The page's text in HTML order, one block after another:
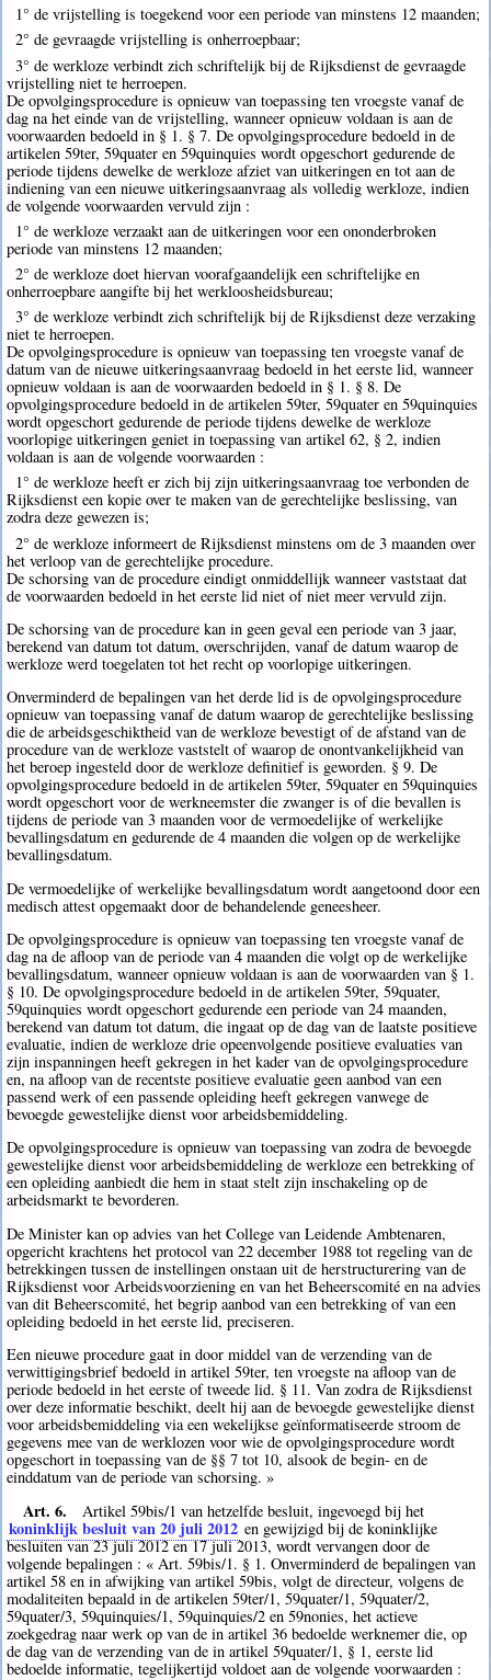
1° de vrijstelling is toegekend voor een periode van minstens 12 maanden;
2° de gevraagde vrijstelling is onherroepbaar;
3° de werkloze verbindt zich schriftelijk bij de Rijksdienst de gevraagde
vrijstelling niet te herroepen.
De opvolgingsprocedure is opnieuw van toepassing ten vroegste vanaf de
dag na het einde van de vrijstelling, wanneer opnieuw voldaan is aan de
voorwaarden bedoeld in § 1. § 7. De opvolgingsprocedure bedoeld in de
artikelen 59ter, 59quater en 59quinquies wordt opgeschort gedurende de
periode tijdens dewelke de werkloze afziet van uitkeringen en tot aan de
indiening van een nieuwe uitkeringsaanvraag als volledig werkloze, indien
de volgende voorwaarden vervuld zijn :
1° de werkloze verzaakt aan de uitkeringen voor een ononderbroken
periode van minstens 12 maanden;
2° de werkloze doet hiervan voorafgaandelijk een schriftelijke en
onherroepbare aangifte bij het werkloosheidsbureau;
3° de werkloze verbindt zich schriftelijk bij de Rijksdienst deze verzaking
niet te herroepen.
De opvolgingsprocedure is opnieuw van toepassing ten vroegste vanaf de
datum van de nieuwe uitkeringsaanvraag bedoeld in het eerste lid, wanneer
opnieuw voldaan is aan de voorwaarden bedoeld in § 1. § 8. De
opvolgingsprocedure bedoeld in de artikelen 59ter, 59quater en 59quinquies
wordt opgeschort gedurende de periode tijdens dewelke de werkloze
voorlopige uitkeringen geniet in toepassing van artikel 62, § 2, indien
voldaan is aan de volgende voorwaarden :
1° de werkloze heeft er zich bij zijn uitkeringsaanvraag toe verbonden de
Rijksdienst een kopie over te maken van de gerechtelijke beslissing, van
zodra deze gewezen is;
2° de werkloze informeert de Rijksdienst minstens om de 3 maanden over
het verloop van de gerechtelijke procedure.
De schorsing van de procedure eindigt onmiddellijk wanneer vaststaat dat
de voorwaarden bedoeld in het eerste lid niet of niet meer vervuld zijn.
De schorsing van de procedure kan in geen geval een periode van 3 jaar,
berekend van datum tot datum, overschrijden, vanaf de datum waarop de
werkloze werd toegelaten tot het recht op voorlopige uitkeringen.
Onverminderd de bepalingen van het derde lid is de opvolgingsprocedure
opnieuw van toepassing vanaf de datum waarop de gerechtelijke beslissing
die de arbeidsgeschiktheid van de werkloze bevestigt of de afstand van de
procedure van de werkloze vaststelt of waarop de onontvankelijkheid van
het beroep ingesteld door de werkloze definitief is geworden. § 9. De
opvolgingsprocedure bedoeld in de artikelen 59ter, 59quater en 59quinquies
wordt opgeschort voor de werkneemster die zwanger is of die bevallen is
tijdens de periode van 3 maanden voor de vermoedelijke of werkelijke
bevallingsdatum en gedurende de 4 maanden die volgen op de werkelijke
bevallingsdatum.
De vermoedelijke of werkelijke bevallingsdatum wordt aangetoond door een
medisch attest opgemaakt door de behandelende geneesheer.
De opvolgingsprocedure is opnieuw van toepassing ten vroegste vanaf de
dag na de afloop van de periode van 4 maanden die volgt op de werkelijke
bevallingsdatum, wanneer opnieuw voldaan is aan de voorwaarden van § 1.
§ 10. De opvolgingsprocedure bedoeld in de artikelen 59ter, 59quater,
59quinquies wordt opgeschort gedurende een periode van 24 maanden,
berekend van datum tot datum, die ingaat op de dag van de laatste positieve
evaluatie, indien de werkloze drie opeenvolgende positieve evaluaties van
zijn inspanningen heeft gekregen in het kader van de opvolgingsprocedure
en, na afloop van de recentste positieve evaluatie geen aanbod van een
passend werk of een passende opleiding heeft gekregen vanwege de
bevoegde gewestelijke dienst voor arbeidsbemiddeling.
De opvolgingsprocedure is opnieuw van toepassing van zodra de bevoegde
gewestelijke dienst voor arbeidsbemiddeling de werkloze een betrekking of
een opleiding aanbiedt die hem in staat stelt zijn inschakeling op de
arbeidsmarkt te bevorderen.
De Minister kan op advies van het College van Leidende Ambtenaren,
opgericht krachtens het protocol van 22 december 1988 tot regeling van de
betrekkingen tussen de instellingen onstaan uit de herstructurering van de
Rijksdienst voor Arbeidsvoorziening en van het Beheerscomité en na advies
van dit Beheerscomité, het begrip aanbod van een betrekking of van een
opleiding bedoeld in het eerste lid, preciseren.
Een nieuwe procedure gaat in door middel van de verzending van de
verwittigingsbrief bedoeld in artikel 59ter, ten vroegste na afloop van de
periode bedoeld in het eerste of tweede lid. § 11. Van zodra de Rijksdienst
over deze informatie beschikt, deelt hij aan de bevoegde gewestelijke dienst
voor arbeidsbemiddeling via een wekelijkse geïnformatiseerde stroom de
gegevens mee van de werklozen voor wie de opvolgingsprocedure wordt
opgeschort in toepassing van de §§ 7 tot 10, alsook de begin- en de
einddatum van de periode van schorsing. »
Art. 6. Artikel 59bis/1 van hetzelfde besluit, ingevoegd bij het
koninklijk besluit van 20 juli 2012 en gewijzigd bij de koninklijke
besluiten van 23 juli 2012 en 17 juli 2013, wordt vervangen door de
volgende bepalingen : « Art. 59bis/1. § 1. Onverminderd de bepalingen van
artikel 58 en in afwijking van artikel 59bis, volgt de directeur, volgens de
modaliteiten bepaald in de artikelen 59ter/1, 59quater/1, 59quater/2,
59quater/3, 59quinquies/1, 59quinquies/2 en 59nonies, het actieve
zoekgedrag naar werk op van de in artikel 36 bedoelde werknemer die, op
de dag van de verzending van de in artikel 59quater/1, § 1, eerste lid
bedoelde informatie, tegelijkertijd voldoet aan de volgende voorwaarden :